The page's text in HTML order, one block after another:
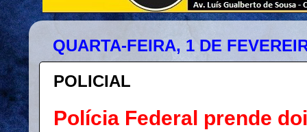
QUARTA-FEIRA, 1 DE
POLICIAL
Polícia Federal prende